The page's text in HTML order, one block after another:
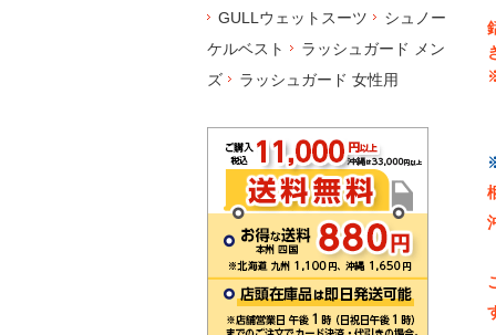
GULLウェットスーツ
シュノー
ケルベスト
ラッシュガード メン
ズ
ラッシュガード 女性用